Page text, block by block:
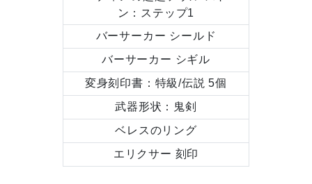
ン：ステップ1
バーサーカー シールド
バーサーカー シギル
変身刻印書：特級/伝説 5個
武器形状：鬼剣
ベレスのリング
エリクサー 刻印